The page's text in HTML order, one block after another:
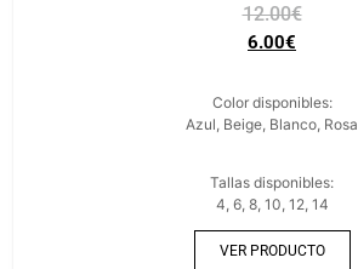
12.00€
6.00€
Color disponibles:
Azul, Beige, Blanco, Rosa
Tallas disponibles:
4, 6, 8, 10, 12, 14
VER PRODUCTO